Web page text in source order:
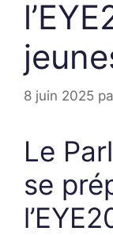
8 juin 2025
Le
se